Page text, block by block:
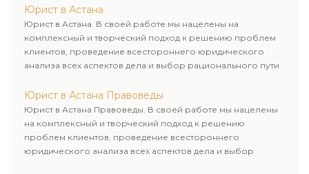
Юрист в Астана
Юрист в Астана. В своей работе мы нацелены на
комплексный и творческий подход к решению проблем
клиентов, проведение всестороннего юридического
анализа всех аспектов дела и выбор рационального пути
Юрист в Астана Правоведы
Юрист в Астана Правоведы. В своей работе мы нацелены
на комплексный и творческий подход к решению
проблем клиентов, проведение всестороннего
юридического анализа всех аспектов дела и выбор